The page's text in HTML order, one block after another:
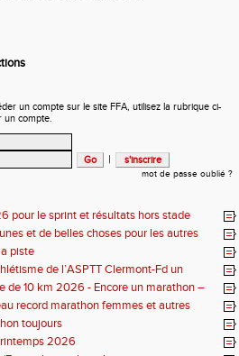
un compte sur le site FFA, utilisez la rubrique ci-
un compte.
|
mot de passe oublié ?
pour le sprint et résultats hors stade
et de belles choses pour les autres
piste
de l’ASPTT Clermont-Fd un
de 10 km 2026 - Encore un marathon –
record marathon femmes et autres
toujours
2026